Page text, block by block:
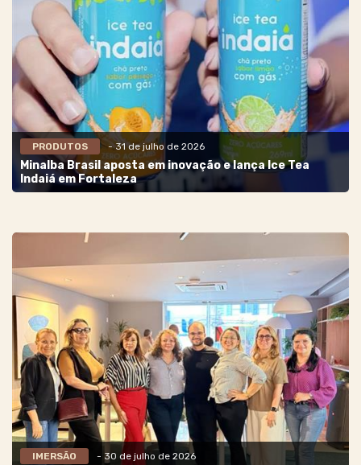
PRODUTOS - 31 de julho de 2026
Minalba Brasil aposta em inovação e lança Ice Tea
Indaiá em Fortaleza
IMERSÃO - 30 de julho de 2026